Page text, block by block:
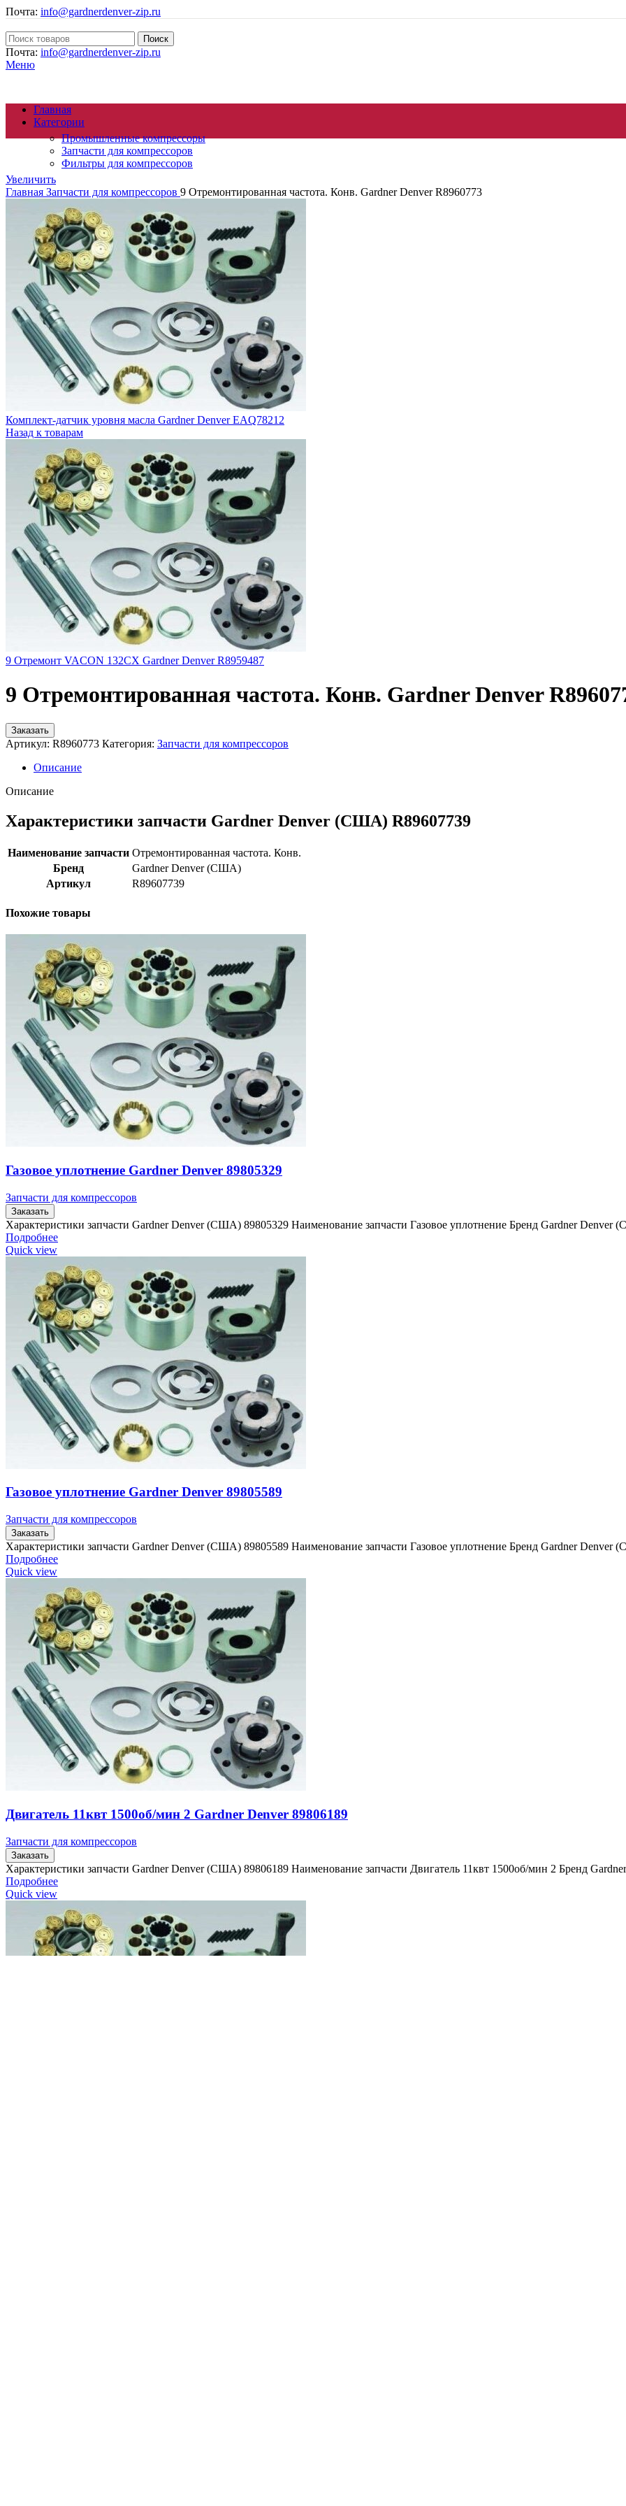
Почта: info@gardnerdenver-zip.ru
Поиск
Почта: info@gardnerdenver-zip.ru
Меню
Главная
Категории
Промышленные компрессоры
Запчасти для компрессоров
Фильтры для компрессоров
Осушители сжатого воздуха
Генераторы азота
Циклонные сепараторы
Магистральные фильтры
Компрессорное масло
Гидравлические фильтры
Разделение конденсата
О компании
Контакты
Увеличить
Главная Запчасти для компрессоров 9 Отремонтированная частота. Конв. Gardner Denver R8960773
Комплект-датчик уровня масла Gardner Denver EAQ78212
Назад к товарам
9 Отремонт VACON 132CX Gardner Denver R8959487
9 Отремонтированная частота. Конв. Gardner Denver
Заказать
Артикул: R8960773 Категория: Запчасти для компрессоров
Описание
Описание
Характеристики запчасти Gardner Denver (США) R89607739
Наименование запчасти Отремонтированная частота. Конв.
Бренд
Gardner Denver (США)
Артикул
R89607739
Похожие товары
Газовое уплотнение Gardner Denver 89805329
Запчасти для компрессоров
Заказать
Характеристики запчасти Gardner Denver (США) 89805329 Наименование запчасти Газовое уплотнение Бренд Gardner
Подробнее
Quick view
Газовое уплотнение Gardner Denver 89805589
Запчасти для компрессоров
Заказать
Характеристики запчасти Gardner Denver (США) 89805589 Наименование запчасти Газовое уплотнение Бренд Gardner
Подробнее
Quick view
Двигатель 11квт 1500об/мин 2 Gardner Denver 89806189
Запчасти для компрессоров
Заказать
Характеристики запчасти Gardner Denver (США) 89806189 Наименование запчасти Двигатель 11квт 1500об/мин 2 Бренд
Подробнее
Quick view